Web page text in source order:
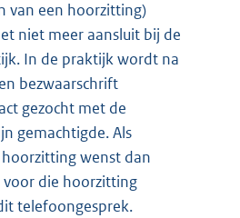
van een hoorzitting)
niet meer aansluit bij de
In de praktijk wordt na
bezwaarschrift
gezocht met de
gemachtigde. Als
wenst dan
die hoorzitting
telefoongesprek.